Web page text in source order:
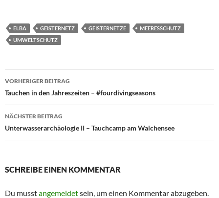
ELBA GEISTERNETZ GEISTERNETZE
MEERESSCHUTZ
UMWELTSCHUTZ
Beitragsnavigation
VORHERIGER BEITRAG
Tauchen in den Jahreszeiten – #fourdivingseasons
NÄCHSTER BEITRAG
Unterwasserarchäologie II – Tauchcamp am Walchensee
SCHREIBE EINEN KOMMENTAR
Du musstangemeldetsein, um einen Kommentar abzugeben.